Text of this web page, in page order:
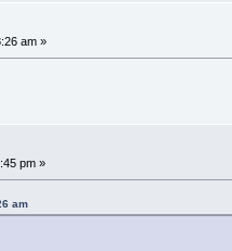
am »
pm »
am